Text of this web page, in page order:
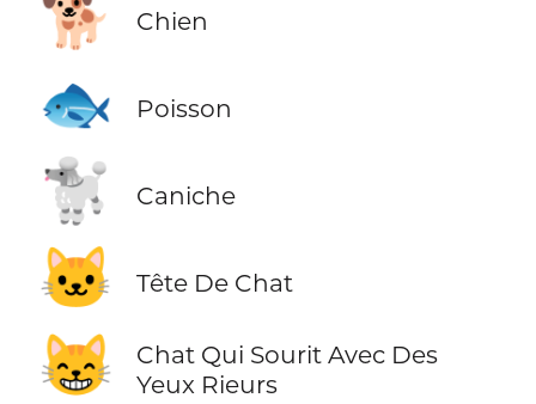
🐕 Chien
🐟 Poisson
🐩 Caniche
🐱 Tête De Chat
😸
Chat Qui Sourit Avec Des
Yeux Rieurs